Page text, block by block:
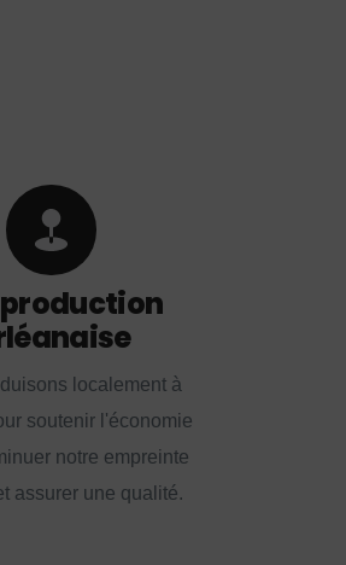
production
localement à
soutenir l'économie
notre empreinte
assurer une qualité.